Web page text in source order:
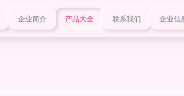
企业简介 产品大全 联系我们 企业信